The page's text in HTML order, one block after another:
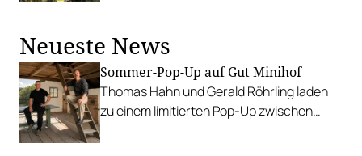
Neueste News
Sommer-Pop-Up auf Gut Minihof
Thomas Hahn und Gerald Röhrling laden
zu einem limitierten Pop-Up zwischen